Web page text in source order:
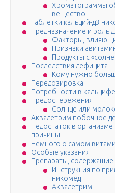
Хроматограммы
вещество
Таблетки кальций-д3
Предназначение и роль
Факторы,
Признаки
Продукты с
Последствия дефицита
Кому нужно
Передозировка
Потребности в
Предостережения
Солнце или
Аквадетрим побочное
Недостаток в
причины
Немного о самом
Особые указания
Препараты, содержащие
Инструкция по
никомед
Аквадетрим